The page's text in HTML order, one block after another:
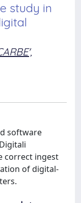
study in
software
correct ingest
of digital-